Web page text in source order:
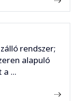
rendszer;
alapuló
...